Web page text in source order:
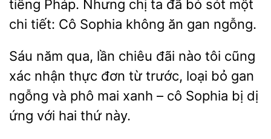
tiếng Pháp. Nhưng chị ta đã bỏ sót một
chi tiết: Cô Sophia không ăn gan ngỗng.
Sáu
qua, lần chiêu đãi nào tôi cũng
xác nhận thực đơn từ trước, loại bỏ gan
và phô mai xanh – cô Sophia bị dị
ứng với hai thứ